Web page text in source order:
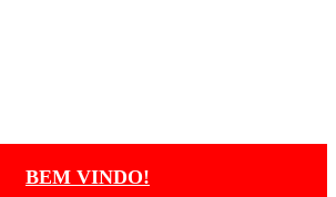
BEM VINDO!